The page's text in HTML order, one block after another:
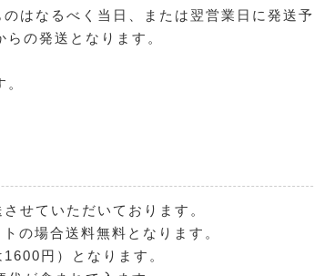
はなるべく当日、または翌営業日に発送予
の発送となります。
せていただいております。
の場合送料無料となります。
円）となります。